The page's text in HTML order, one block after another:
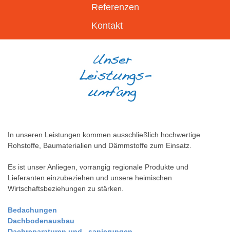
Referenzen
Kontakt
In unseren Leistungen kommen ausschließlich hochwertige
Rohstoffe, Baumaterialien und Dämmstoffe zum Einsatz.
Es ist unser Anliegen, vorrangig regionale Produkte und
Lieferanten einzubeziehen und unsere heimischen
Wirtschaftsbeziehungen zu stärken.
Bedachungen
Dachbodenausbau